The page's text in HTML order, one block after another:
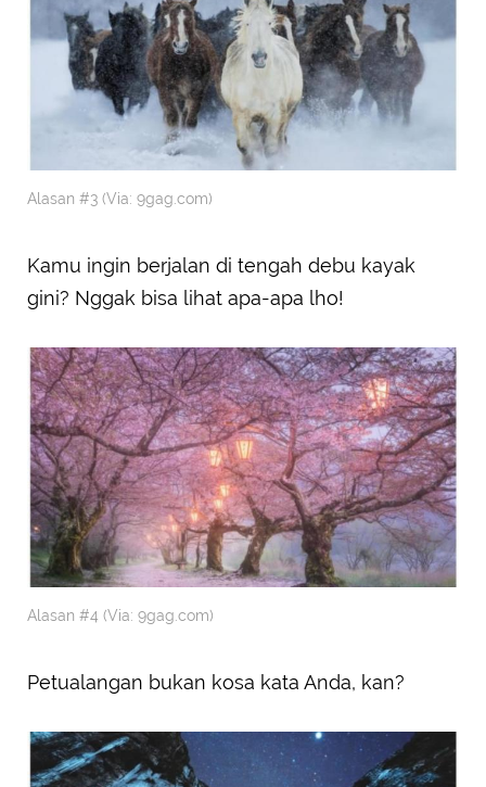
Alasan #3 (Via: 9gag.com)
Kamu ingin berjalan di tengah debu kayak
gini? Nggak bisa lihat apa-apa lho!
Alasan #4 (Via: 9gag.com)
Petualangan bukan kosa kata Anda, kan?